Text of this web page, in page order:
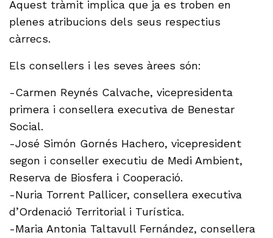
Aquest tràmit implica que ja es troben en
plenes atribucions dels seus respectius
càrrecs.
Els consellers i les seves àrees són:
-Carmen Reynés Calvache, vicepresidenta
primera i consellera executiva de Benestar
Social.
-José Simón Gornés Hachero, vicepresident
segon i conseller executiu de Medi Ambient,
Reserva de Biosfera i Cooperació.
-Nuria Torrent Pallicer, consellera executiva
d’Ordenació Territorial i Turística.
-Maria Antonia Taltavull Fernández, consellera